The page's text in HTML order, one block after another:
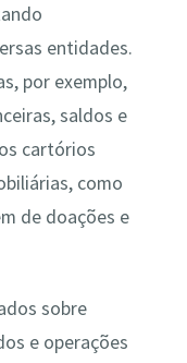
entidades.
por exemplo,
saldos e
cartórios
como
de doações e
sobre
e operações